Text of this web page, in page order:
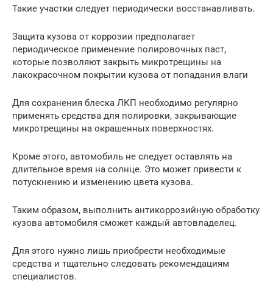
Такие участки следует периодически восстанавливать.
Защита кузова от коррозии предполагает
периодическое применение полировочных паст,
которые позволяют закрыть микротрещины на
лакокрасочном покрытии кузова от попадания влаги
Для сохранения блеска ЛКП необходимо регулярно
применять средства для полировки, закрывающие
микротрещины на окрашенных поверхностях.
Кроме этого, автомобиль не следует оставлять на
длительное время на солнце. Это может привести к
потускнению и изменению цвета кузова.
Таким образом, выполнить антикоррозийную обработку
кузова автомобиля сможет каждый автовладелец.
Для этого нужно лишь приобрести необходимые
средства и тщательно следовать рекомендациям
специалистов.